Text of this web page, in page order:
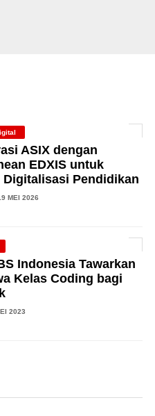
ASIX dengan
EDXIS untuk
Digitalisasi Pendidikan
MEI 2026
Indonesia Tawarkan
Kelas Coding bagi
2023